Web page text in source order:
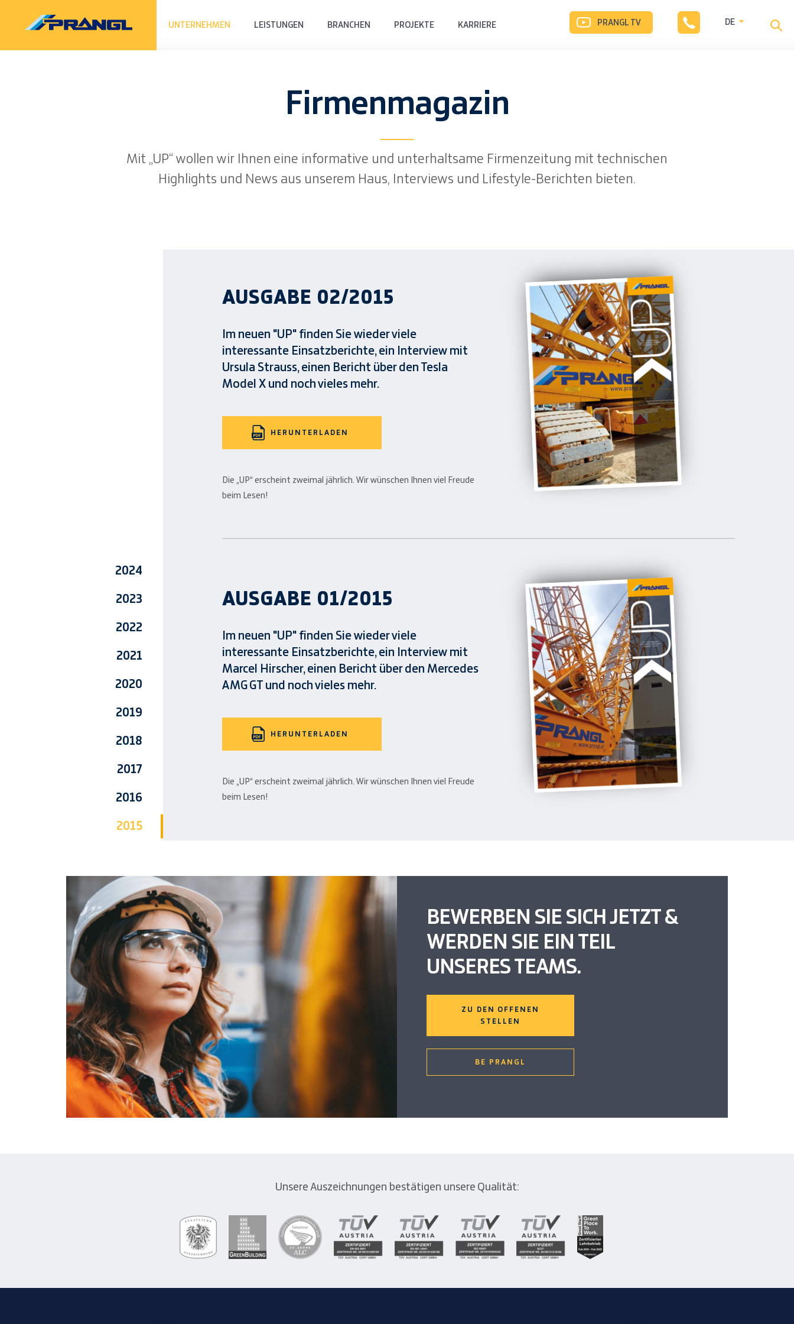
UNTERNEHMEN LEISTUNGEN BRANCHEN PROJEKTE KARRIERE PRANGL TV DE
Firmenmagazin
Mit „UP“ wollen wir Ihnen eine informative und unterhaltsame Firmenzeitung mit technischen
Highlights und News aus unserem Haus, Interviews und Lifestyle-Berichten bieten.
2024
2023
2022
2021
2020
2019
2018
2017
2016
2015
AUSGABE 02/2015
Im neuen "UP" finden Sie wieder viele
interessante Einsatzberichte, ein Interview mit
Ursula Strauss, einen Bericht über den Tesla
Model X und noch vieles mehr.
HERUNTERLADEN
Die „UP“ erscheint zweimal jährlich. Wir wünschen Ihnen viel Freude
beim Lesen!
AUSGABE 01/2015
Im neuen "UP" finden Sie wieder viele
interessante Einsatzberichte, ein Interview mit
Marcel Hirscher, einen Bericht über den Mercedes
AMG GT und noch vieles mehr.
HERUNTERLADEN
Die „UP“ erscheint zweimal jährlich. Wir wünschen Ihnen viel Freude
beim Lesen!
BEWERBEN SIE SICH JETZT &
WERDEN SIE EIN TEIL
UNSERES TEAMS.
ZU DEN OFFENEN
STELLEN
BE PRANGL
Unsere Auszeichnungen bestätigen unsere Qualität: